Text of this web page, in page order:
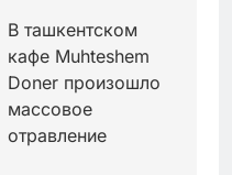
В ташкентском
кафе Muhteshem
Doner произошло
массовое
отравление